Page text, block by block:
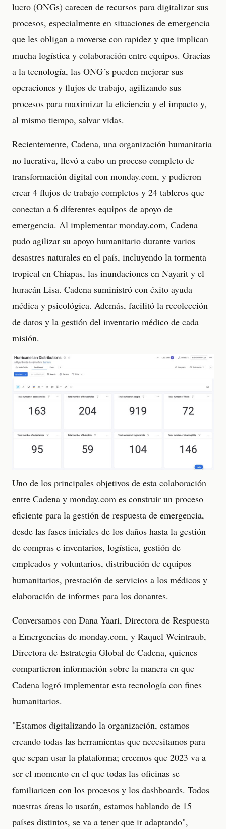
lucro (ONGs) carecen de recursos para digitalizar sus
procesos, especialmente en situaciones de emergencia
que les obligan a moverse con rapidez y que implican
mucha logística y colaboración entre equipos. Gracias
a la tecnología, las ONG´s pueden mejorar sus
operaciones y flujos de trabajo, agilizando sus
procesos para maximizar la eficiencia y el impacto y,
al mismo tiempo, salvar vidas.
Recientemente, Cadena, una organización humanitaria
no lucrativa, llevó a cabo un proceso completo de
transformación digital con monday.com, y pudieron
crear 4 flujos de trabajo completos y 24 tableros que
conectan a 6 diferentes equipos de apoyo de
emergencia. Al implementar monday.com, Cadena
pudo agilizar su apoyo humanitario durante varios
desastres naturales en el país, incluyendo la tormenta
tropical en Chiapas, las inundaciones en Nayarit y el
huracán Lisa. Cadena suministró con éxito ayuda
médica y psicológica. Además, facilitó la recolección
de datos y la gestión del inventario médico de cada
misión.
Uno de los principales objetivos de esta colaboración
entre Cadena y monday.com es construir un proceso
eficiente para la gestión de respuesta de emergencia,
desde las fases iniciales de los daños hasta la gestión
de compras e inventarios, logística, gestión de
empleados y voluntarios, distribución de equipos
humanitarios, prestación de servicios a los médicos y
elaboración de informes para los donantes.
Conversamos con Dana Yaari, Directora de Respuesta
a Emergencias de monday.com, y Raquel Weintraub,
Directora de Estrategia Global de Cadena, quienes
compartieron información sobre la manera en que
Cadena logró implementar esta tecnología con fines
humanitarios.
"Estamos digitalizando la organización, estamos
creando todas las herramientas que necesitamos para
que sepan usar la plataforma; creemos que 2023 va a
ser el momento en el que todas las oficinas se
familiaricen con los procesos y los dashboards. Todos
nuestras áreas lo usarán, estamos hablando de 15
países distintos, se va a tener que ir adaptando",